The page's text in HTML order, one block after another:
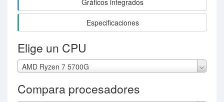
Gráficos integrados
Especificaciones
Elige un CPU
AMD Ryzen 7 5700G
Compara procesadores